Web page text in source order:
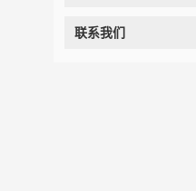
联系我们